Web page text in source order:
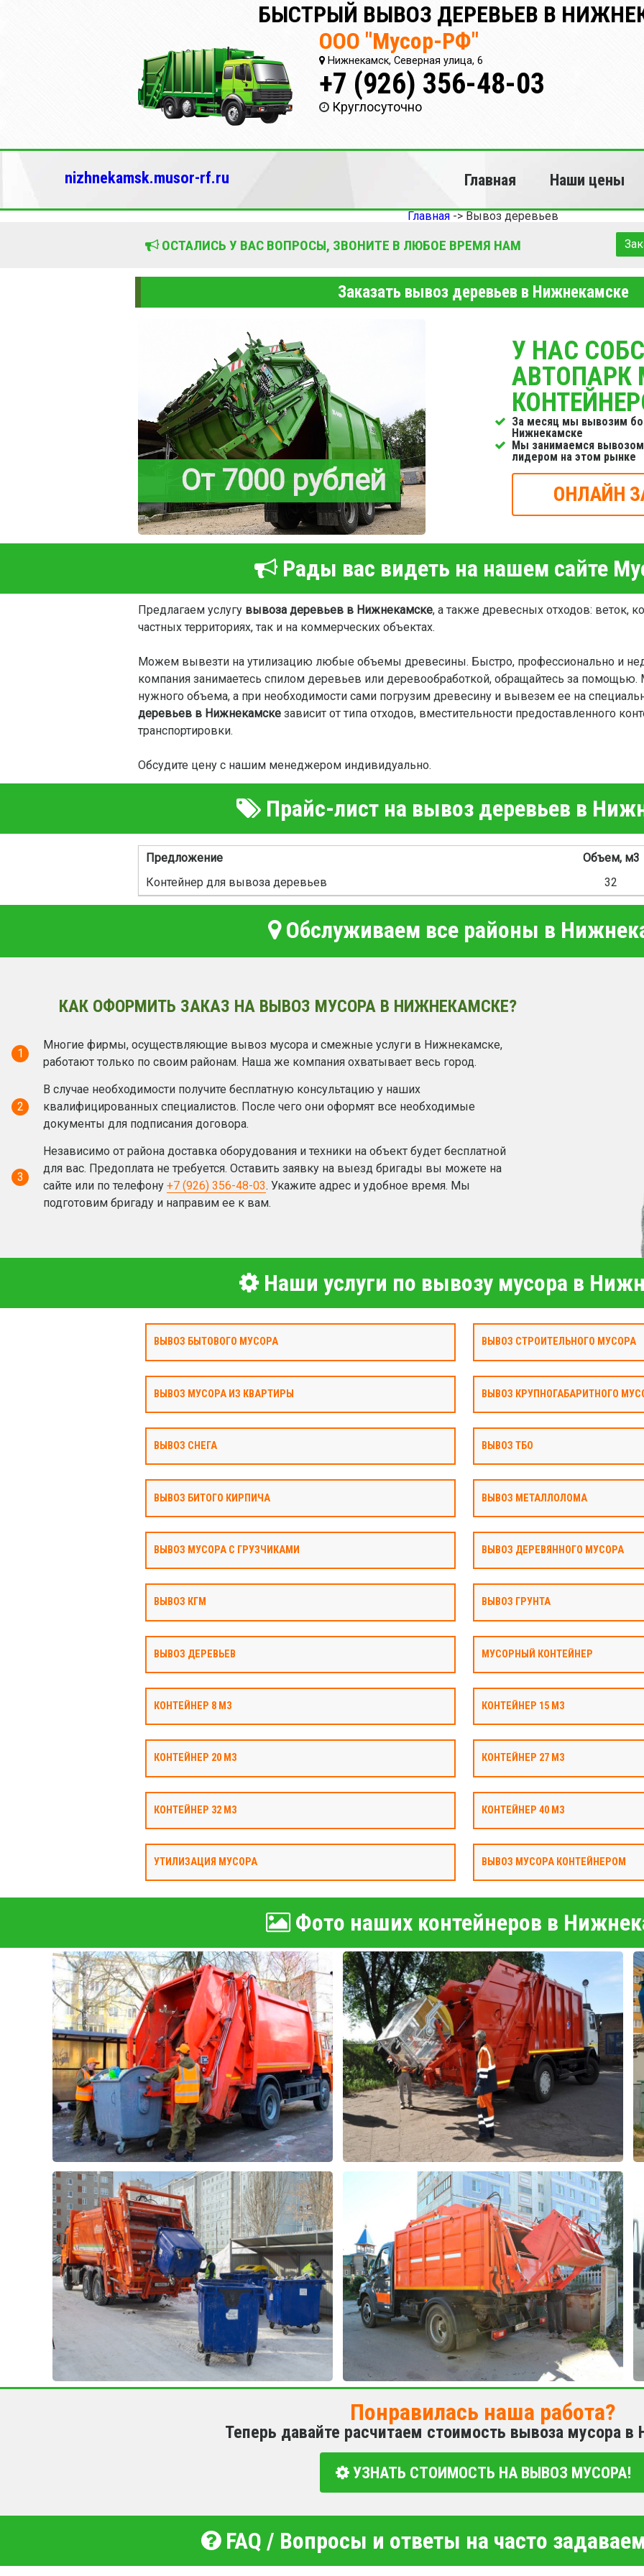
БЫСТРЫЙ ВЫВОЗ ДЕРЕВЬЕВ В
ООО "Мусор-РФ"
Нижнекамск, Северная улица, 6
+7 (926) 356-48-03
Круглосуточно
nizhnekamsk.musor-rf.ru Главная Наши цены
Главная -> Вывоз деревьев
ОСТАЛИСЬ У ВАС ВОПРОСЫ, ЗВОНИТЕ В ЛЮБОЕ ВРЕМЯ НАМ
Заказать вывоз деревьев в Нижнекамске
От 7000 рублей
У НАС
АВТОПАРК
За месяц мы вывозим
Нижнекамске
Мы занимаемся
лидером на этом рынке
ОНЛАЙН
Рады вас видеть на нашем сайте
Предлагаем услугу вывоза деревьев в Нижнекамске, а также древесных отходов: веток,
частных территориях, так и на коммерческих объектах.
Можем вывезти на утилизацию любые объемы древесины. Быстро, профессионально и
компания занимаетесь спилом деревьев или деревообработкой, обращайтесь за
нужного объема, а при необходимости сами погрузим древесину и вывезем ее на
деревьев в Нижнекамске зависит от типа отходов, вместительности предоставленного
транспортировки.
Обсудите цену с нашим менеджером индивидуально.
Прайс-лист на вывоз деревьев в
Предложение
Объем, м3
Контейнер для вывоза деревьев
32
Обслуживаем все районы в
КАК ОФОРМИТЬ ЗАКАЗ НА ВЫВОЗ МУСОРА В НИЖНЕКАМСКЕ?
1
Многие фирмы, осуществляющие вывоз мусора и смежные услуги в Нижнекамске,
работают только по своим районам. Наша же компания охватывает весь город.
2
В случае необходимости получите бесплатную консультацию у наших
квалифицированных специалистов. После чего они оформят все необходимые
документы для подписания договора.
3
Независимо от района доставка оборудования и техники на объект будет бесплатной
для вас. Предоплата не требуется. Оставить заявку на выезд бригады вы можете на
сайте или по телефону +7 (926) 356-48-03. Укажите адрес и удобное время. Мы
подготовим бригаду и направим ее к вам.
Наши услуги по вывозу мусора в
ВЫВОЗ БЫТОВОГО МУСОРА ВЫВОЗ СТРОИТЕЛЬНОГО МУСОРА
ВЫВОЗ МУСОРА ИЗ КВАРТИРЫ ВЫВОЗ КРУПНОГАБАРИТНОГО
ВЫВОЗ СНЕГА ВЫВОЗ ТБО
ВЫВОЗ БИТОГО КИРПИЧА ВЫВОЗ МЕТАЛЛОЛОМА
ВЫВОЗ МУСОРА С ГРУЗЧИКАМИ ВЫВОЗ ДЕРЕВЯННОГО МУСОРА
ВЫВОЗ КГМ ВЫВОЗ ГРУНТА
ВЫВОЗ ДЕРЕВЬЕВ МУСОРНЫЙ КОНТЕЙНЕР
КОНТЕЙНЕР 8 М3 КОНТЕЙНЕР 15 М3
КОНТЕЙНЕР 20 М3 КОНТЕЙНЕР 27 М3
КОНТЕЙНЕР 32 М3 КОНТЕЙНЕР 40 М3
УТИЛИЗАЦИЯ МУСОРА ВЫВОЗ МУСОРА КОНТЕЙНЕРОМ
Фото наших контейнеров в
Понравилась наша работа?
Теперь давайте расчитаем стоимость вывоза мусора
УЗНАТЬ СТОИМОСТЬ НА ВЫВОЗ МУСОРА!
FAQ / Вопросы и ответы на часто